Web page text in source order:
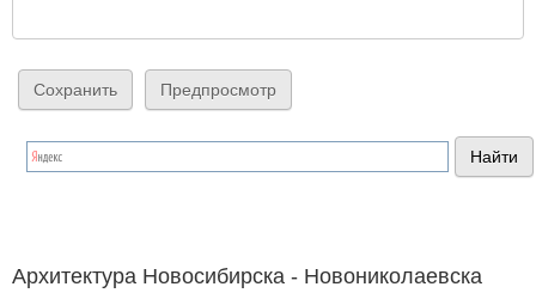
Архитектура Новосибирска - Новониколаевска